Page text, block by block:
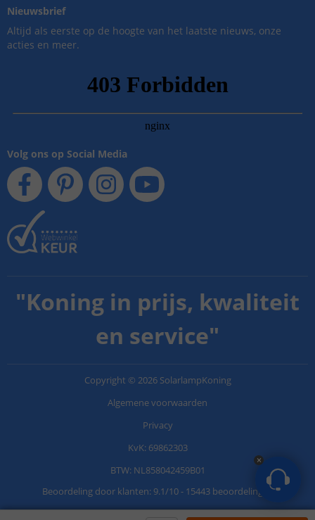
Nieuwsbrief
Altijd als eerste op de hoogte van het laatste nieuws, onze
acties en meer.
Volg ons op Social Media
"Koning in prijs, kwaliteit
en service"
Copyright © 2026 SolarlampKoning
Algemene voorwaarden
Privacy
KvK: 69862303
BTW: NL858042459B01
Beoordeling door klanten: 9.1/10- 15443 beoordelingen